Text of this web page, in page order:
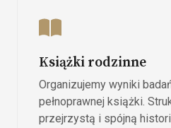
Książki rodzinne
Organizujemy wyniki
pełnoprawnej książki.
przejrzystą i spójną